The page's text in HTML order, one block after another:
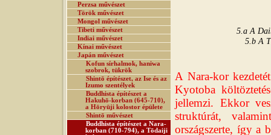
Perzsa művészet
Török művészet
Mongol művészet
Tibeti művészet
Indiai művészet
Kínai művészet
Japán művészet
Kofun sírhalmok, haniwa
szobrok, tükrök
Shintō építészet, az Ise és az
Izumo szentélyek
Buddhista építészet a
Hakuhō-korban (645-710),
a Hōryūji kolostor épülete
Shintō művészet
Buddhista építészet a Nara-
korban (710-794), a Tōdaiji
5.a A
5.b A
A Nara-kor
Kyotoba
jellemzi. Ekkor
struktúrát,
országszerte, így a